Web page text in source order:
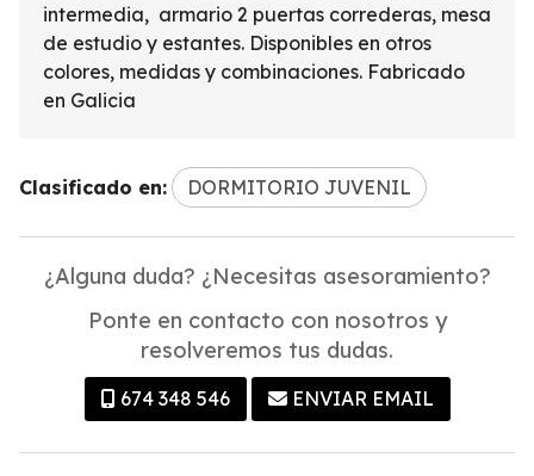
intermedia, armario 2 puertas correderas, mesa
de estudio y estantes. Disponibles en otros
colores, medidas y combinaciones. Fabricado
en Galicia
Clasificado en: DORMITORIO JUVENIL
¿Alguna duda? ¿Necesitas asesoramiento?
Ponte en contacto con nosotros y
resolveremos tus dudas.
674 348 546 ENVIAR EMAIL